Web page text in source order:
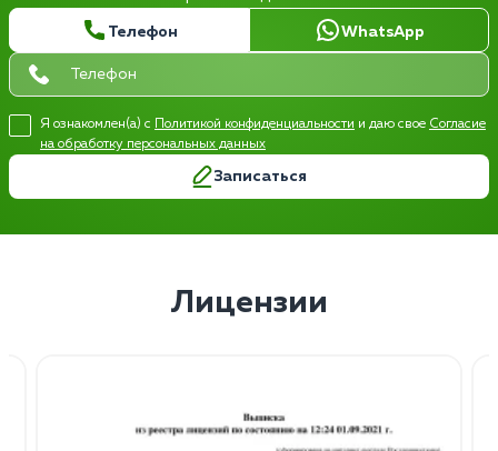
Телефон WhatsApp
Я ознакомлен(а) с Политикой конфиденциальности и даю свое Согласие
на обработку персональных данных
Записаться
Лицензии